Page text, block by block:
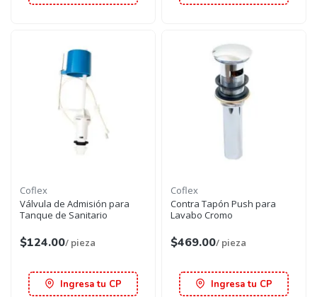
Coflex
Válvula de Admisión para
Tanque de Sanitario
$124.00/ pieza
Ingresa tu CP
Coflex
Contra Tapón Push para
Lavabo Cromo
$469.00/ pieza
Ingresa tu CP